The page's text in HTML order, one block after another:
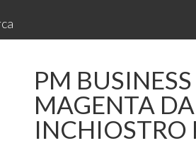
PM
MAGENTA
INCHIOSTRO